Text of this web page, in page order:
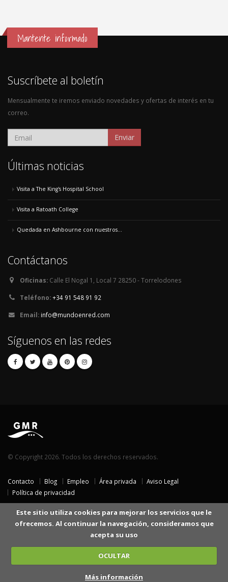
Mantente informado
Suscríbete al boletín
Mensualmente te iremos enviado novedades y ofertas de interés en tu
correo.
Enviar
Últimas noticias
Visita a The King's Hospital School
Visita a Ratoath College
Quedada en Ashbourne con nuestros...
Contáctanos
Oficinas: Calle El Nogal 1, Local 7 28250 - Torrelodones
Teléfono:+34 91 548 91 92
Email: info@mundoenred.com
Síguenos en las redes
© Copyright 2026. Todos los derechos reservados.
Contacto Blog Empleo Área privada
Aviso Legal
Política de privacidad
Este sitio utiliza cookies para mejorar los servicios que le
ofrecemos. Al continuar la navegación, consideramos que
acepta su uso
OCULTAR
Más información